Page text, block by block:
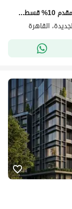
فرصة استثمارية صعب تتكرر هتاخد غرفه متشطبف بمقدم 10% قسطك 88الف ف الكوارتر بس
القاهرة